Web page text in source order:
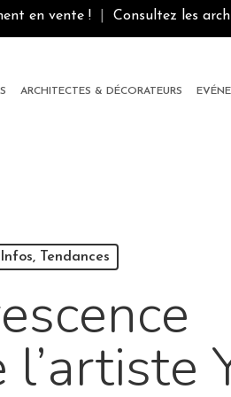
en vente ! Consultez les
ARCHITECTES & DÉCORATEURS
Tendances